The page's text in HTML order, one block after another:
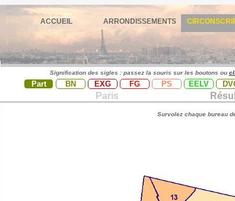
ACCUEIL ARRONDISSEMENTS
Signification des sigles : passez la souris sur les boutons ou
Part BN EXG FG PS EELV
Paris
Survolez chaque bureau